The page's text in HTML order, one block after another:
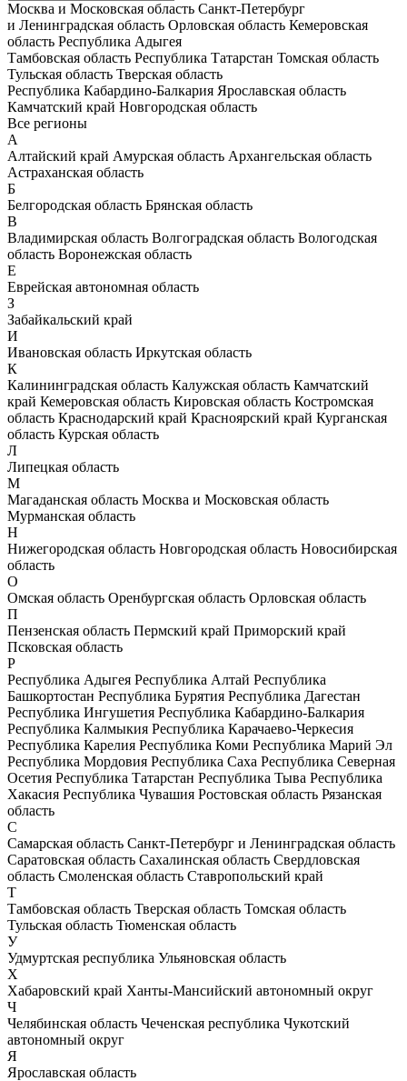
Москва и Московская область Санкт-Петербург
и Ленинградская область Орловская область Кемеровская
область Республика Адыгея
Тамбовская область Республика Татарстан Томская область
Тульская область Тверская область
Республика Кабардино-Балкария Ярославская область
Камчатский край Новгородская область
Все регионы
А
Алтайский край Амурская область Архангельская область
Астраханская область
Б
Белгородская область Брянская область
В
Владимирская область Волгоградская область Вологодская
область Воронежская область
Е
Еврейская автономная область
З
Забайкальский край
И
Ивановская область Иркутская область
К
Калининградская область Калужская область Камчатский
край Кемеровская область Кировская область Костромская
область Краснодарский край Красноярский край Курганская
область Курская область
Л
Липецкая область
М
Магаданская область Москва и Московская область
Мурманская область
Н
Нижегородская область Новгородская область Новосибирская
область
О
Омская область Оренбургская область Орловская область
П
Пензенская область Пермский край Приморский край
Псковская область
Р
Республика Адыгея Республика Алтай Республика
Башкортостан Республика Бурятия Республика Дагестан
Республика Ингушетия Республика Кабардино-Балкария
Республика Калмыкия Республика Карачаево-Черкесия
Республика Карелия Республика Коми Республика Марий Эл
Республика Мордовия Республика Саха Республика Северная
Осетия Республика Татарстан Республика Тыва Республика
Хакасия Республика Чувашия Ростовская область Рязанская
область
С
Самарская область Санкт-Петербург и Ленинградская область
Саратовская область Сахалинская область Свердловская
область Смоленская область Ставропольский край
Т
Тамбовская область Тверская область Томская область
Тульская область Тюменская область
У
Удмуртская республика Ульяновская область
Х
Хабаровский край Ханты-Мансийский автономный округ
Ч
Челябинская область Чеченская республика Чукотский
автономный округ
Я
Ярославская область